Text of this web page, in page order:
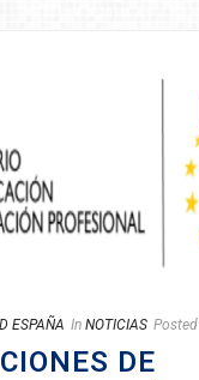
ESPAÑA In NOTICIAS Posted
DE